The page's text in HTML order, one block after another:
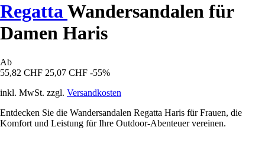
RegattaWandersandalen für
Damen Haris
Ab
55,82 CHF 25,07 CHF -55%
inkl. MwSt. zzgl. Versandkosten
Entdecken Sie die Wandersandalen Regatta Haris für Frauen, die
Komfort und Leistung für Ihre Outdoor-Abenteuer vereinen.